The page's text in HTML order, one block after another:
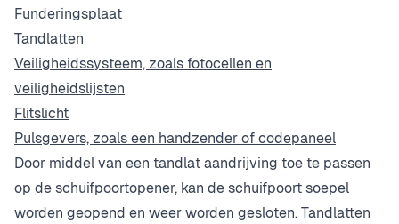
Funderingsplaat
Tandlatten
Veiligheidssysteem, zoals fotocellen en
veiligheidslijsten
Flitslicht
Pulsgevers, zoals een handzender of codepaneel
Door middel van een tandlat aandrijving toe te passen
op de schuifpoortopener, kan de schuifpoort soepel
worden geopend en weer worden gesloten. Tandlatten